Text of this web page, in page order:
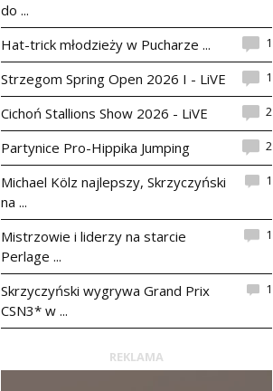
do ...
Hat-trick młodzieży w Pucharze ... 1
Strzegom Spring Open 2026 I - LiVE 1
Cichoń Stallions Show 2026 - LiVE 2
Partynice Pro-Hippika Jumping 2
Michael Kölz najlepszy, Skrzyczyński
na ...
1
Mistrzowie i liderzy na starcie
Perlage ...
1
Skrzyczyński wygrywa Grand Prix
CSN3* w ...
1
REKLAMA